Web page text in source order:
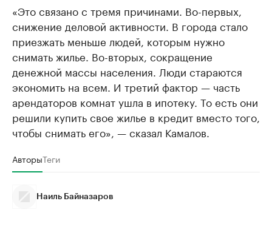
«Это связано с тремя причинами. Во-первых,
снижение деловой активности. В города стало
приезжать меньше людей, которым нужно
снимать жилье. Во-вторых, сокращение
денежной массы населения. Люди стараются
экономить на всем. И третий фактор — часть
арендаторов комнат ушла в ипотеку. То есть они
решили купить свое жилье в кредит вместо того,
чтобы снимать его», — сказал Камалов.
АвторыТеги
Наиль Байназаров